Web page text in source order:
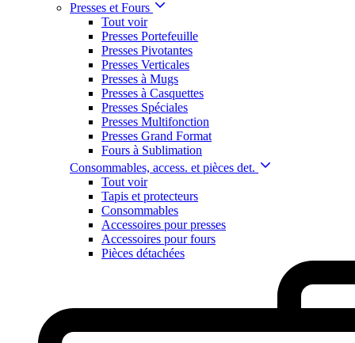
Presses et Fours
Tout voir
Presses Portefeuille
Presses Pivotantes
Presses Verticales
Presses à Mugs
Presses à Casquettes
Presses Spéciales
Presses Multifonction
Presses Grand Format
Fours à Sublimation
Consommables, access. et pièces det.
Tout voir
Tapis et protecteurs
Consommables
Accessoires pour presses
Accessoires pour fours
Pièces détachées